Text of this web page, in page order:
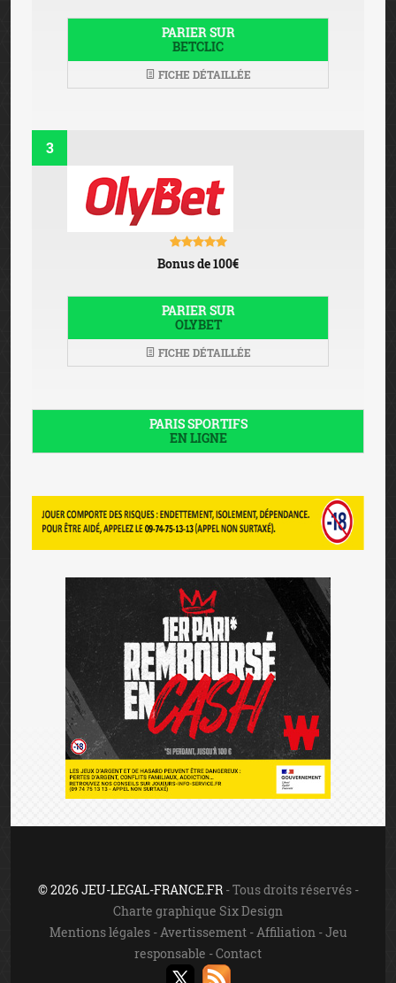
PARIER SUR
BETCLIC
FICHE DÉTAILLÉE
3
Bonus de 100€
PARIER SUR
OLYBET
FICHE DÉTAILLÉE
PARIS SPORTIFS
EN LIGNE
© 2026 JEU-LEGAL-FRANCE.FR- Tous droits réservés -
Charte graphique Six Design
Mentions légales- Avertissement- Affiliation -Jeu
responsable -Contact